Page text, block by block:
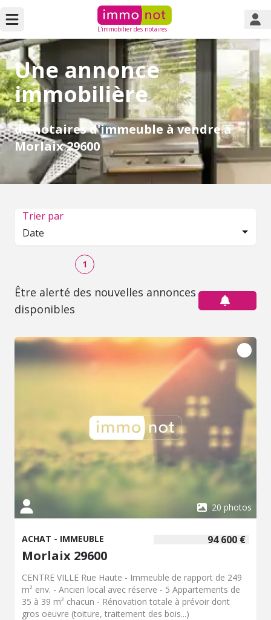
L'immobilier des notaires
Une annonce
immobilière
de notaires d'immeuble à vendre à
Morlaix 29600
Trier par
Date
1
Être alerté des nouvelles annonces
disponibles
20 photos
94 600 €
ACHAT - IMMEUBLE
Morlaix 29600
CENTRE VILLE Rue Haute - Immeuble de rapport de 249
m² env. - Ancien local avec réserve - 5 Appartements de
35 à 39 m² chacun - Rénovation totale à prévoir dont
gros oeuvre (toiture, traitement des bois...)